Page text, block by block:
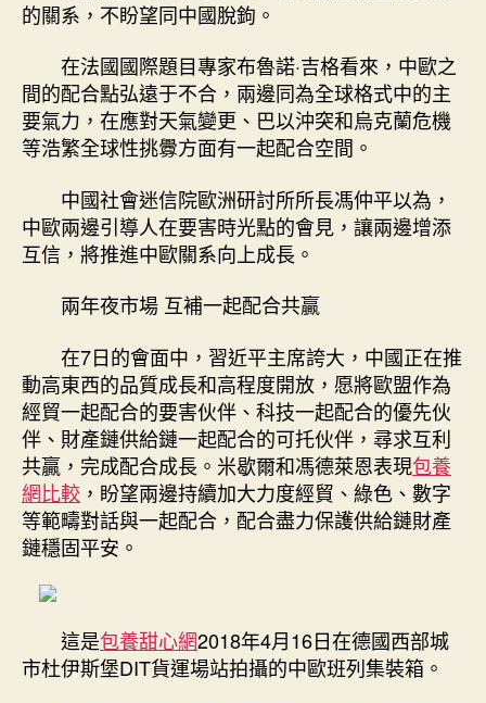
的關系，不盼望同中國脫鉤。
在法國國際題目專家布魯諾·吉格看來，中歐之
間的配合點弘遠于不合，兩邊同為全球格式中的主
要氣力，在應對天氣變更、巴以沖突和烏克蘭危機
等浩繁全球性挑釁方面有一起配合空間。
中國社會迷信院歐洲研討所所長馮仲平以為，
中歐兩邊引導人在要害時光點的會見，讓兩邊增添
互信，將推進中歐關系向上成長。
兩年夜市場 互補一起配合共贏
在7日的會面中，習近平主席誇大，中國正在推
動高東西的品質成長和高程度開放，愿將歐盟作為
經貿一起配合的要害伙伴、科技一起配合的優先伙
伴、財產鏈供給鏈一起配合的可托伙伴，尋求互利
共贏，完成配合成長。米歇爾和馮德萊恩表現包養
網比較 ，盼望兩邊持續加大力度經貿、綠色、數字
等範疇對話與一起配合，配合盡力保護供給鏈財產
鏈穩固平安。
這是包養甜心網2018年4月16日在德國西部城
市杜伊斯堡DIT貨運場站拍攝的中歐班列集裝箱。